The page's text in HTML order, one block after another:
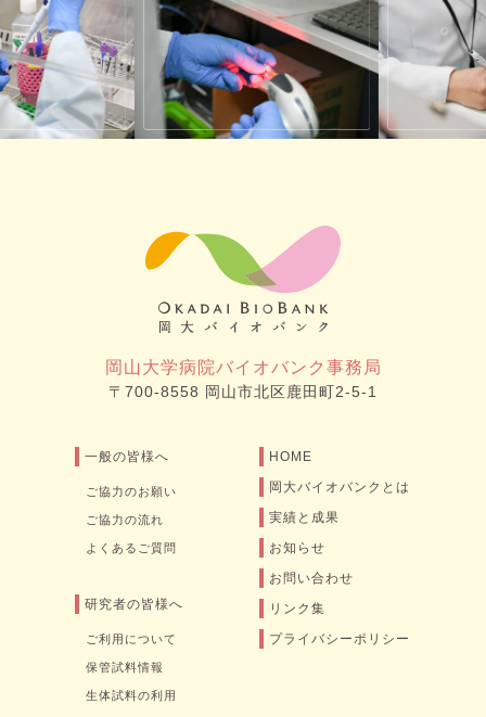
岡山大学病院バイオバンク事務局
〒700-8558 岡山市北区鹿田町2-5-1
一般の皆様へ
ご協力のお願い
ご協力の流れ
よくあるご質問
研究者の皆様へ
ご利用について
保管試料情報
生体試料の利用
HOME
岡大バイオバンクとは
実績と成果
お知らせ
お問い合わせ
リンク集
プライバシーポリシー